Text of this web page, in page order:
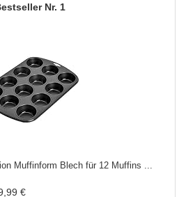
1
Muffinform Blech für 12 Muffins ...
€